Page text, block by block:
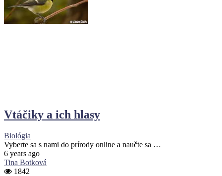
Vtáčiky a ich hlasy
Biológia
Vyberte sa s nami do prírody online a naučte sa …
6 years ago
Tina Botková
1842